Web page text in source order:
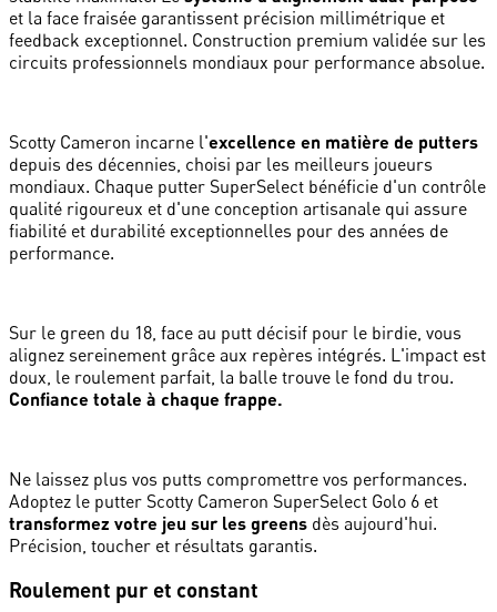
et la face fraisée garantissent précision millimétrique et
feedback exceptionnel. Construction premium validée sur les
circuits professionnels mondiaux pour performance absolue.
Scotty Cameron incarne l'excellence en matière de putters
depuis des décennies, choisi par les meilleurs joueurs
mondiaux. Chaque putter SuperSelect bénéficie d'un contrôle
qualité rigoureux et d'une conception artisanale qui assure
fiabilité et durabilité exceptionnelles pour des années de
performance.
Sur le green du 18, face au putt décisif pour le birdie, vous
alignez sereinement grâce aux repères intégrés. L'impact est
doux, le roulement parfait, la balle trouve le fond du trou.
Confiance totale à chaque frappe.
Ne laissez plus vos putts compromettre vos performances.
Adoptez le putter Scotty Cameron SuperSelect Golo 6 et
transformez votre jeu sur les greens dès aujourd'hui.
Précision, toucher et résultats garantis.
Roulement pur et constant